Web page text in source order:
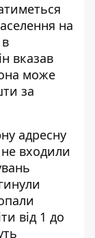
на
вказав
може
за
адресну
не входили
від 1 до